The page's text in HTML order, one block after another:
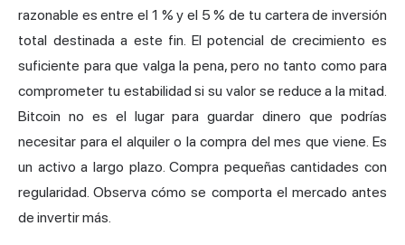
razonable es entre el 1 % y el 5 % de tu cartera de inversión
total destinada a este fin. El potencial de crecimiento es
suficiente para que valga la pena, pero no tanto como para
comprometer tu estabilidad si su valor se reduce a la mitad.
Bitcoin no es el lugar para guardar dinero que podrías
necesitar para el alquiler o la compra del mes que viene. Es
un activo a largo plazo. Compra pequeñas cantidades con
regularidad. Observa cómo se comporta el mercado antes
de invertir más.